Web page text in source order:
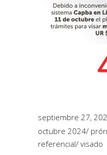
septiembre 27,
octubre 2024/
referencial/ visado